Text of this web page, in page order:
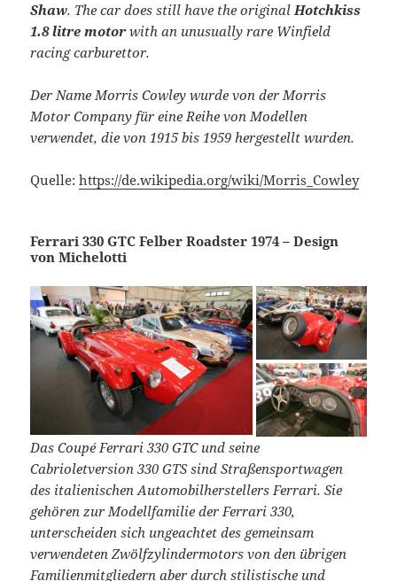
Shaw. The car does still have the originalHotchkiss
1.8 litre motorwith an unusually rare Winfield
racing carburettor.
Der Name Morris Cowley wurde von der Morris
Motor Company für eine Reihe von Modellen
verwendet, die von 1915 bis 1959 hergestellt wurden.
Quelle:https://de.wikipedia.org/wiki/Morris_Cowley
Ferrari 330 GTC Felber Roadster 1974 – Design
von Michelotti
Das Coupé Ferrari 330 GTC und seine
Cabrioletversion 330 GTS sind Straßensportwagen
des italienischen Automobilherstellers Ferrari. Sie
gehören zur Modellfamilie der Ferrari 330,
unterscheiden sich ungeachtet des gemeinsam
verwendeten Zwölfzylindermotors von den übrigen
Familienmitgliedern aber durch stilistische und